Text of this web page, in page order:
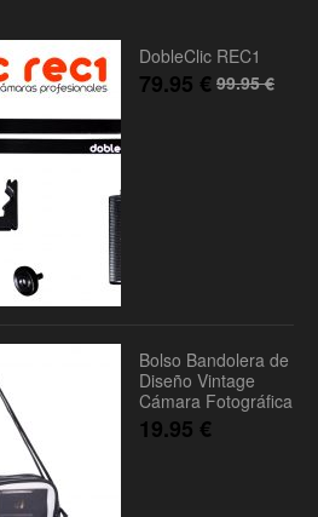
DobleClic REC1
99.95€
79.95 €
Bolso Bandolera de
Diseño Vintage
Cámara Fotográfica
19.95 €